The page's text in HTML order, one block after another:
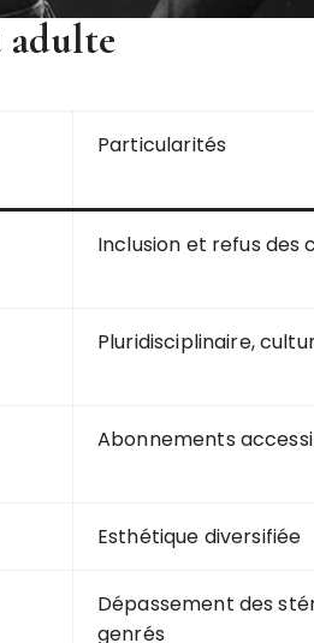
adulte
Particularités
Inclusion et refus des
Pluridisciplinaire,
Abonnements
Esthétique diversifiée
Dépassement des
genrés